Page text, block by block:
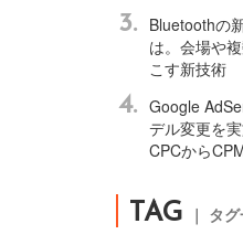
3.
Bluetoothの
は。会場や
こす新技術
4. Google
デル変更を
CPCから
TAG ｜ タ